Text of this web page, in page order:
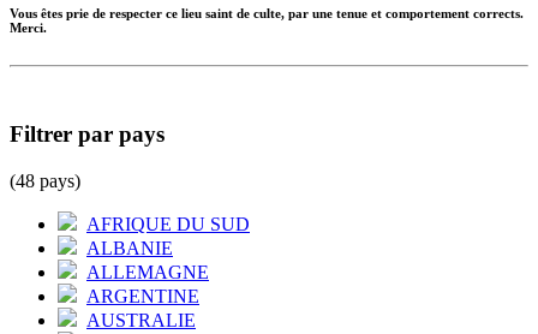
Vous êtes prie de respecter ce lieu saint de culte, par une tenue et comportement corrects.
Merci.
Filtrer par pays
(48 pays)
AFRIQUE DU SUD
ALBANIE
ALLEMAGNE
ARGENTINE
AUSTRALIE